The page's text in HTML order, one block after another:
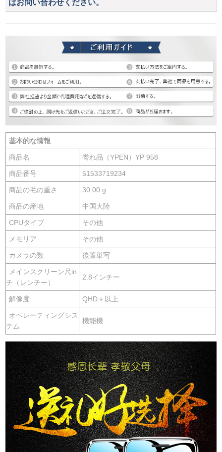
はお問い合わせください。
基本的な情報
商品名 誉れ品（YPEN）YP 958
商品番号 51533719234
商品の毛の重さ 30.00 g
商品の産地 中国大陸
CPUタイプ その他
メモリア その他
カメラの数 後置単写
メインスクリーン尺in
チ（レンチー）
2.8インチー
解像度 QHD＋以上
オペレーティングシス
テム
機能機